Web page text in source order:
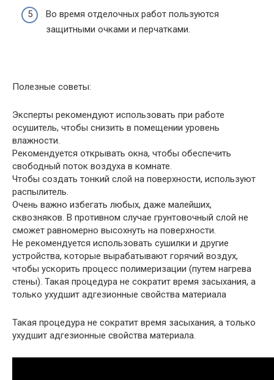
Во время отделочных работ пользуются
защитными очками и перчатками.
Полезные советы:
Эксперты рекомендуют использовать при работе
осушитель, чтобы снизить в помещении уровень
влажности.
Рекомендуется открывать окна, чтобы обеспечить
свободный поток воздуха в комнате.
Чтобы создать тонкий слой на поверхности, используют
распылитель.
Очень важно избегать любых, даже малейших,
сквозняков. В противном случае грунтовочный слой не
сможет равномерно высохнуть на поверхности.
Не рекомендуется использовать сушилки и другие
устройства, которые вырабатывают горячий воздух,
чтобы ускорить процесс полимеризации (путем нагрева
стены). Такая процедура не сократит время засыхания, а
только ухудшит адгезионные свойства материала
Такая процедура не сократит время засыхания, а только
ухудшит адгезионные свойства материала.